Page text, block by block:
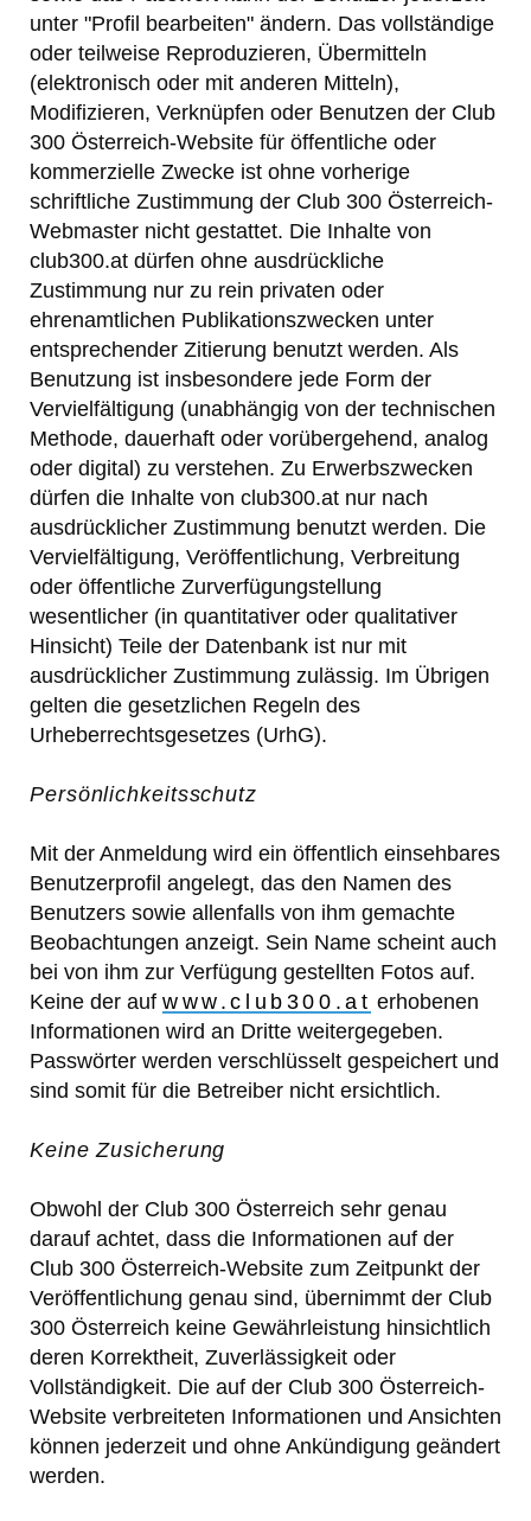
unter "Profil bearbeiten" ändern. Das vollständige
oder teilweise Reproduzieren, Übermitteln
(elektronisch oder mit anderen Mitteln),
Modifizieren, Verknüpfen oder Benutzen der Club
300 Österreich-Website für öffentliche oder
kommerzielle Zwecke ist ohne vorherige
schriftliche Zustimmung der Club 300 Österreich-
Webmaster nicht gestattet. Die Inhalte von
club300.at dürfen ohne ausdrückliche
Zustimmung nur zu rein privaten oder
ehrenamtlichen Publikationszwecken unter
entsprechender Zitierung benutzt werden. Als
Benutzung ist insbesondere jede Form der
Vervielfältigung (unabhängig von der technischen
Methode, dauerhaft oder vorübergehend, analog
oder digital) zu verstehen. Zu Erwerbszwecken
dürfen die Inhalte von club300.at nur nach
ausdrücklicher Zustimmung benutzt werden. Die
Vervielfältigung, Veröffentlichung, Verbreitung
oder öffentliche Zurverfügungstellung
wesentlicher (in quantitativer oder qualitativer
Hinsicht) Teile der Datenbank ist nur mit
ausdrücklicher Zustimmung zulässig. Im Übrigen
gelten die gesetzlichen Regeln des
Urheberrechtsgesetzes (UrhG).
Persönlichkeitsschutz
Mit der Anmeldung wird ein öffentlich einsehbares
Benutzerprofil angelegt, das den Namen des
Benutzers sowie allenfalls von ihm gemachte
Beobachtungen anzeigt. Sein Name scheint auch
bei von ihm zur Verfügung gestellten Fotos auf.
Keine der auf www.club300.at erhobenen
Informationen wird an Dritte weitergegeben.
Passwörter werden verschlüsselt gespeichert und
sind somit für die Betreiber nicht ersichtlich.
Keine Zusicherung
Obwohl der Club 300 Österreich sehr genau
darauf achtet, dass die Informationen auf der
Club 300 Österreich-Website zum Zeitpunkt der
Veröffentlichung genau sind, übernimmt der Club
300 Österreich keine Gewährleistung hinsichtlich
deren Korrektheit, Zuverlässigkeit oder
Vollständigkeit. Die auf der Club 300 Österreich-
Website verbreiteten Informationen und Ansichten
können jederzeit und ohne Ankündigung geändert
werden.